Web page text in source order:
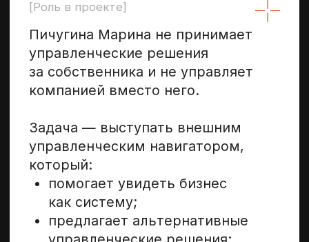
Персональное наставничество подходит
руководителям компаний малого, среднего
и крупных бизнес у которых нет времени
персонализированная обратная связь
и индивидуальные разборы кейсов своей
компании в удобное для него время время,
а также помощь в управленческом аудите,
формировании финансовых бюджетов
и выстраивания системы управленческого
учета с помощью опытного ментора.
Для кого
подходит
формат